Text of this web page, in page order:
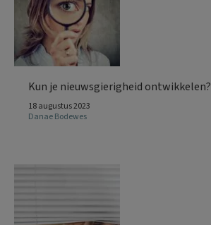
Kun je nieuwsgierigheid ontwikkelen?
18 augustus 2023
Danae Bodewes